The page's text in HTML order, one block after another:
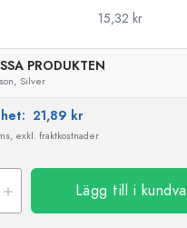
15,32 kr
PRODUKTEN
Silver
21,89 kr
exkl. fraktkostnader
Lägg till i